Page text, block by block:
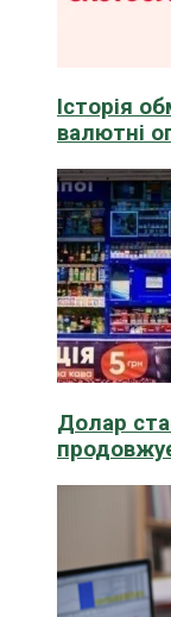
Історія
валютні
Долар